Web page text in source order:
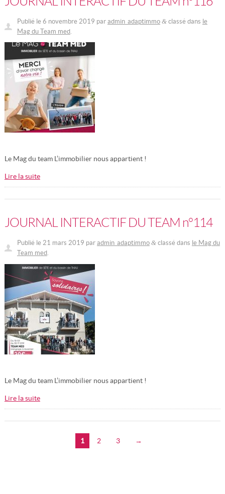
Publié le 6 novembre 2019 par admin_adaptimmo &classé dans le
Mag du Team med.
Le Mag du team L’immobilier nous appartient !
Lire la suite
JOURNAL INTERACTIF DU TEAM n°114
Publié le 21 mars 2019 par admin_adaptimmo &classé dans le Mag du
Team med.
Le Mag du team L’immobilier nous appartient !
Lire la suite
1 2 3 →